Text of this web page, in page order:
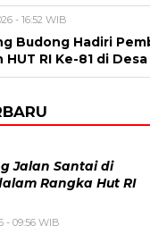
- 16:52 WIB
Budong Hadiri
RI Ke-81 di Desa
Jalan Santai di
Rangka Hut RI
- 09:56 WIB